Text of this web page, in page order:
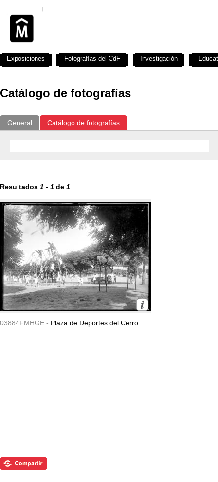
Catálogo de fotografías
General Catálogo de fotografías
Resultados 1 - 1 de 1
03884FMHGE - Plaza de Deportes del Cerro.
Exposiciones Fotografías del CdF Investigación